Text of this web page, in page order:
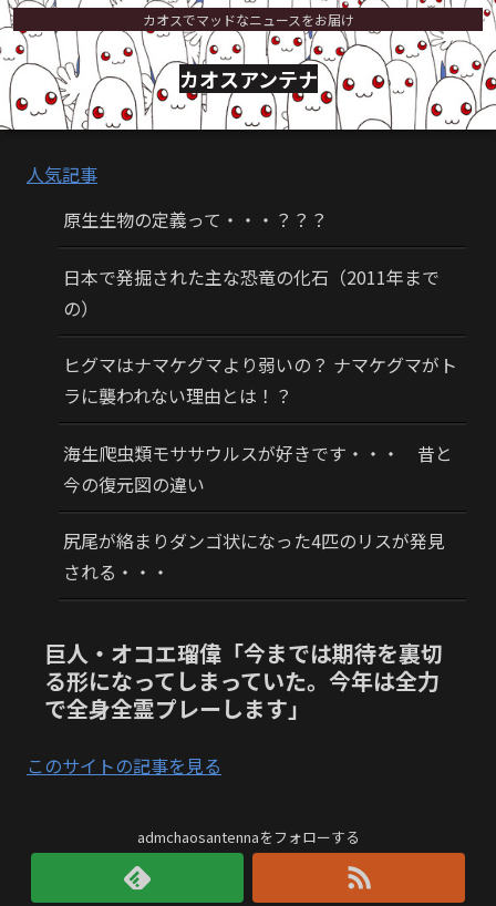
カオスでマッドなニュースをお届け
カオスアンテナ
人気記事
原生生物の定義って・・・？？？
日本で発掘された主な恐竜の化石（2011年まで
の）
ヒグマはナマケグマより弱いの？ ナマケグマがト
ラに襲われない理由とは！？
海生爬虫類モササウルスが好きです・・・ 昔と
今の復元図の違い
尻尾が絡まりダンゴ状になった4匹のリスが発見
される・・・
巨人・オコエ瑠偉「今までは期待を裏切
る形になってしまっていた。今年は全力
で全身全霊プレーします」
このサイトの記事を見る
admchaosantennaをフォローする